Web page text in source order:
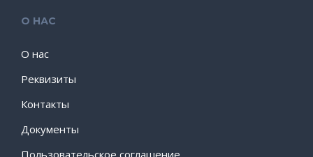
О НАС
О нас
Реквизиты
Контакты
Документы
Пользовательское соглашение